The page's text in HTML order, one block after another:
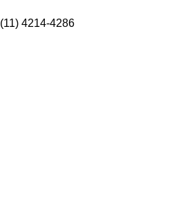
(11) 4214-4286